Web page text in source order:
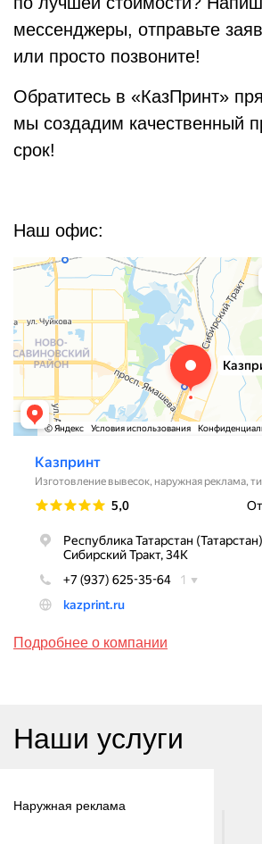
мессенджеры, отправьте
или просто позвоните!
Обратитесь в «КазПринт»
мы создадим качественный
срок!
Наш офис:
Подробнее о компании
Наши услуги
Наружная реклама